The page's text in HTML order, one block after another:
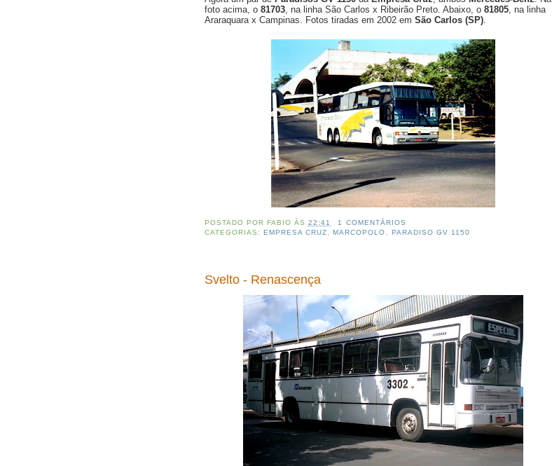
foto acima, o 81703, na linha São Carlos x Ribeirão Preto. Abaixo, o 81805, na linha
Araraquara x Campinas. Fotos tiradas em 2002 em São Carlos (SP).
POSTADO POR FABIO ÀS22:41
1 COMENTÁRIOS
CATEGORIAS: EMPRESA CRUZ, MARCOPOLO , PARADISO GV 1150
Svelto - Renascença